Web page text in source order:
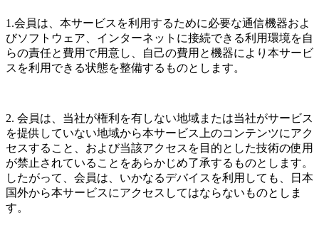
1.会員は、本サービスを利用するために必要な通信機器およ
びソフトウェア、インターネットに接続できる利用環境を自
らの責任と費用で用意し、自己の費用と機器により本サービ
スを利用できる状態を整備するものとします。
2. 会員は、当社が権利を有しない地域または当社がサービス
を提供していない地域から本サービス上のコンテンツにアク
セスすること、および当該アクセスを目的とした技術の使用
が禁止されていることをあらかじめ了承するものとします。
したがって、会員は、いかなるデバイスを利用しても、日本
国外から本サービスにアクセスしてはならないものとしま
す。